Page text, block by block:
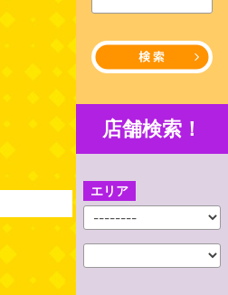
店舗検索！
エリア